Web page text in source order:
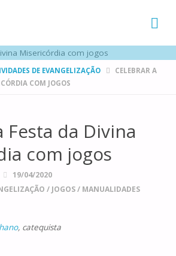
DE EVANGELIZAÇÃO
CELEBRAR A
COM JOGOS
Festa da Divina
com jogos
19/04/2020
/ JOGOS/ MANUALIDADES
, catequista